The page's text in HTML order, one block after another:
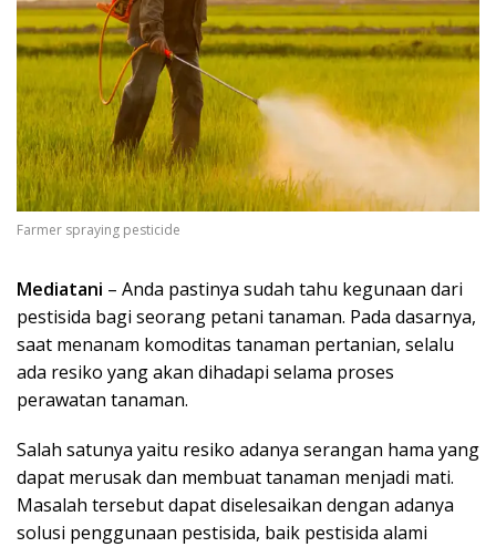
Farmer spraying pesticide
Mediatani – Anda pastinya sudah tahu kegunaan dari
pestisida bagi seorang petani tanaman. Pada dasarnya,
saat menanam komoditas tanaman pertanian, selalu
ada resiko yang akan dihadapi selama proses
perawatan tanaman.
Salah satunya yaitu resiko adanya serangan hama yang
dapat merusak dan membuat tanaman menjadi mati.
Masalah tersebut dapat diselesaikan dengan adanya
solusi penggunaan pestisida, baik pestisida alami